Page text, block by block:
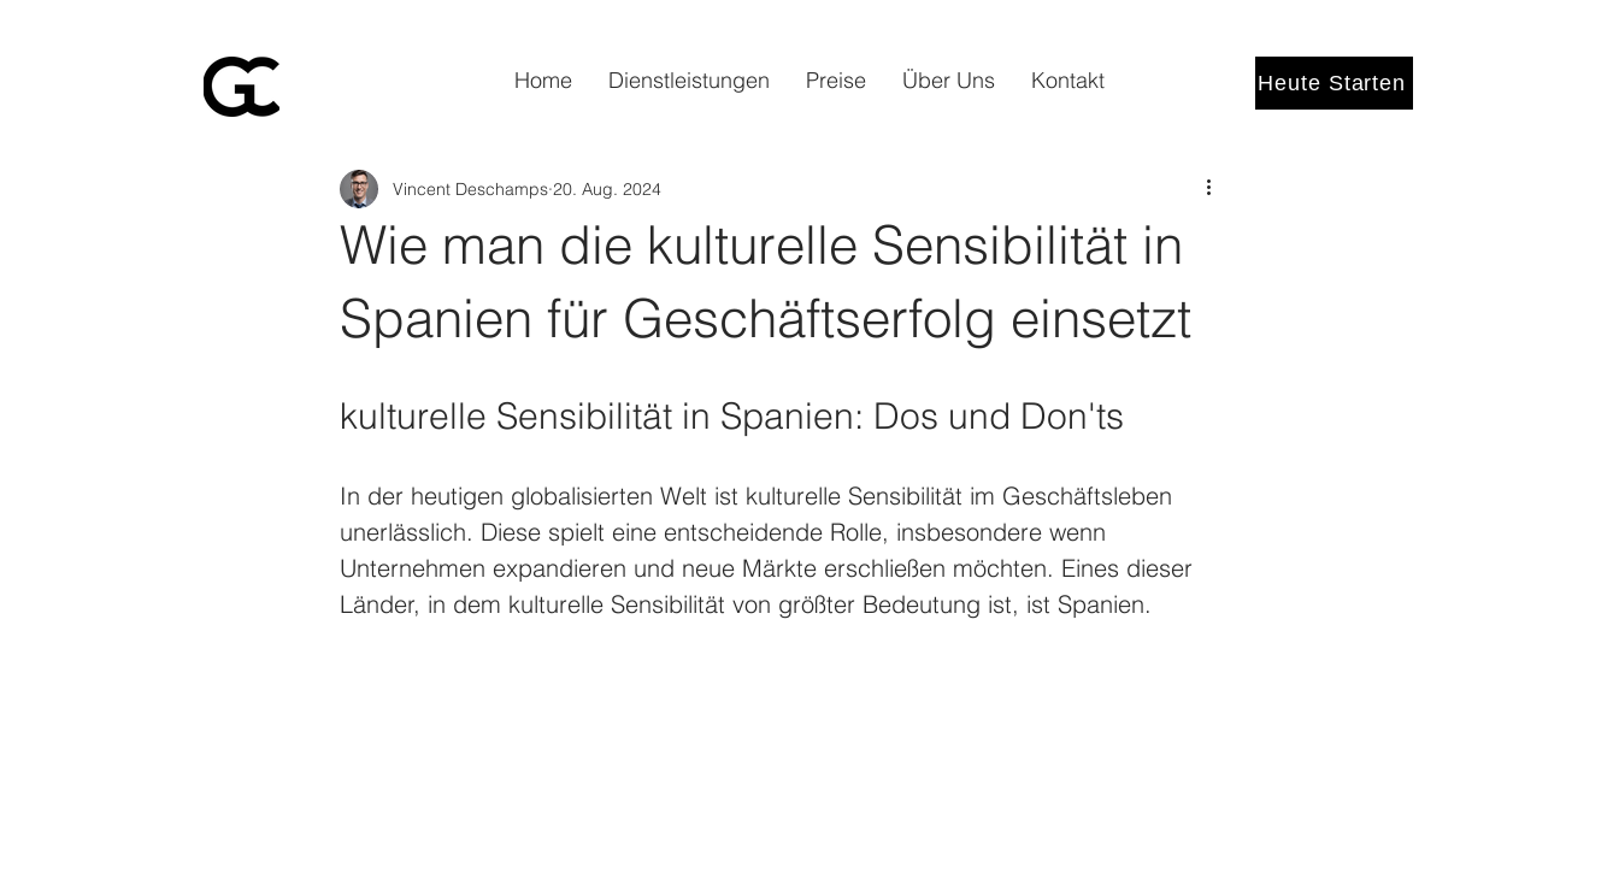
Home Dienstleistungen Preise Über Uns Kontakt Heute Starten
Wie man die kulturelle Sensibilität in
Spanien für Geschäftserfolg einsetzt
Vincent Deschamps 20. Aug. 2024
kulturelle Sensibilität in Spanien: Dos und Don'ts
In der heutigen globalisierten Welt ist kulturelle Sensibilität im Geschäftsleben
unerlässlich. Diese spielt eine entscheidende Rolle, insbesondere wenn
Unternehmen expandieren und neue Märkte erschließen möchten. Eines dieser
Länder, in dem kulturelle Sensibilität von größter Bedeutung ist, ist Spanien.